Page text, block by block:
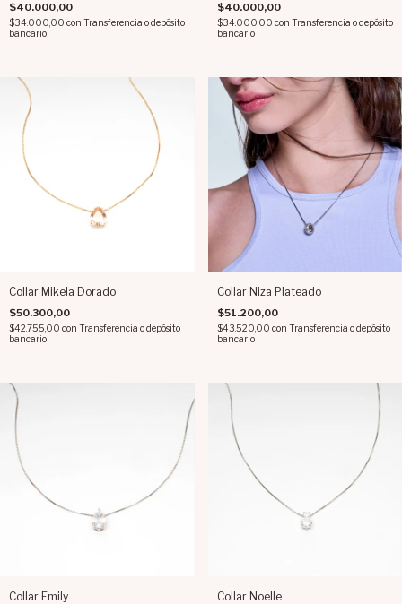
$40.000,00
$34.000,00 con Transferencia o depósito
bancario
$40.000,00
$34.000,00 con Transferencia o depósito
bancario
Collar Mikela Dorado
$50.300,00
$42.755,00 con Transferencia o depósito
bancario
Collar Niza Plateado
$51.200,00
$43.520,00 con Transferencia o depósito
bancario
Collar Emily Collar Noelle